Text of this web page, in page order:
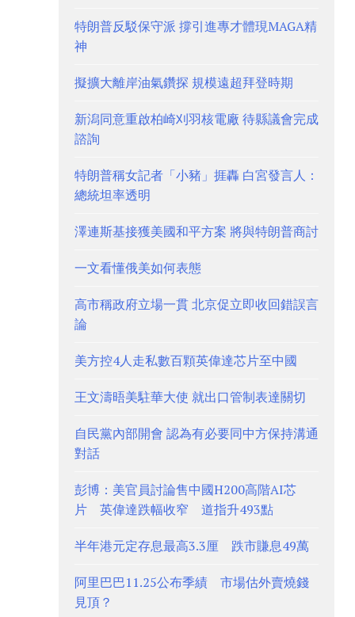
特朗普反駁保守派 撐引進專才體現MAGA精
神
擬擴大離岸油氣鑽探 規模遠超拜登時期
新潟同意重啟柏崎刈羽核電廠 待縣議會完成
諮詢
特朗普稱女記者「小豬」捱轟 白宮發言人：
總統坦率透明
澤連斯基接獲美國和平方案 將與特朗普商討
一文看懂俄美如何表態
高市稱政府立場一貫 北京促立即收回錯誤言
論
美方控4人走私數百顆英偉達芯片至中國
王文濤晤美駐華大使 就出口管制表達關切
自民黨內部開會 認為有必要同中方保持溝通
對話
彭博：美官員討論售中國H200高階AI芯
片 英偉達跌幅收窄 道指升493點
半年港元定存息最高3.3厘 跌市賺息49萬
阿里巴巴11.25公布季績 市場估外賣燒錢
見頂？